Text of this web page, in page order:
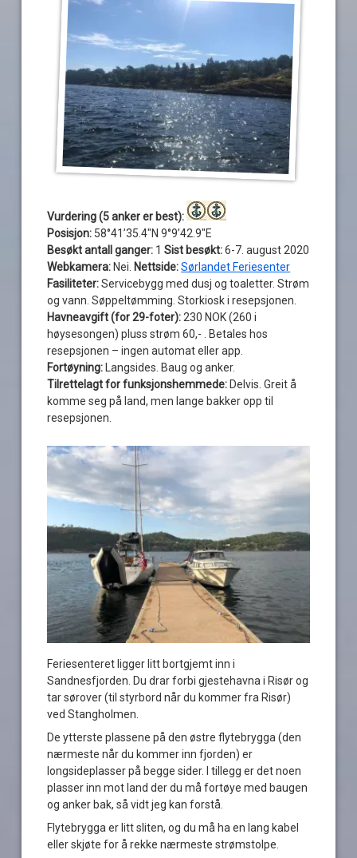
Vurdering (5 anker er best):
Posisjon: 58°41’35.4″N 9°9’42.9″E
Besøkt antall ganger: 1Sist besøkt:6-7. august 2020
Webkamera: Nei. Nettside:Sørlandet Feriesenter
Fasiliteter:Servicebygg med dusj og toaletter. Strøm
og vann. Søppeltømming. Storkiosk i resepsjonen.
Havneavgift (for 29-foter): 230 NOK (260 i
høysesongen) pluss strøm 60,- . Betales hos
resepsjonen – ingen automat eller app.
Fortøyning: Langsides. Baug og anker.
Tilrettelagt for funksjonshemmede: Delvis. Greit å
komme seg på land, men lange bakker opp til
resepsjonen.
Feriesenteret ligger litt bortgjemt inn i
Sandnesfjorden. Du drar forbi gjestehavna i Risør og
tar sørover (til styrbord når du kommer fra Risør)
ved Stangholmen.
De ytterste plassene på den østre flytebrygga (den
nærmeste når du kommer inn fjorden) er
longsideplasser på begge sider. I tillegg er det noen
plasser inn mot land der du må fortøye med baugen
og anker bak, så vidt jeg kan forstå.
Flytebrygga er litt sliten, og du må ha en lang kabel
eller skjøte for å rekke nærmeste strømstolpe.